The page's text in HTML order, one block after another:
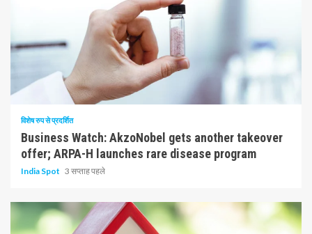
10 न्यूनतम पढ़ा
विशेष रुप से प्रदर्शित
Business Watch: AkzoNobel gets another takeover
offer; ARPA-H launches rare disease program
India Spot 3 सप्ताह पहले